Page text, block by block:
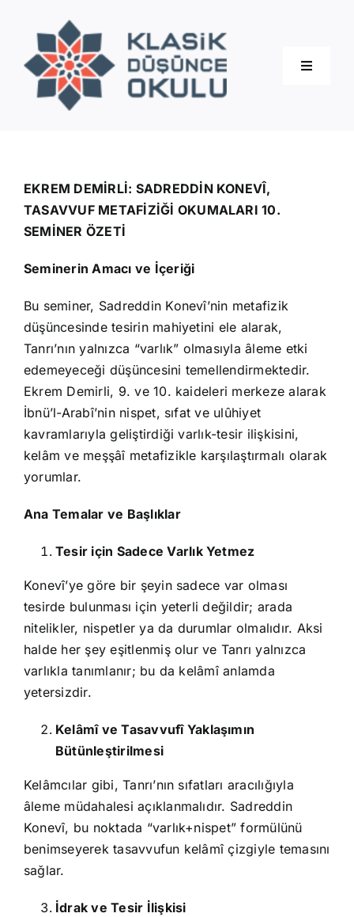
content
Toggle
Eğitimler
Blog
EKREM DEMİRLİ: SADREDDİN KONEVÎ,
TASAVVUF METAFİZİĞİ OKUMALARI 10.
SEMİNER ÖZETİ
Seminerin Amacı ve İçeriği
Bu seminer, Sadreddin Konevî’nin metafizik
düşüncesinde tesirin mahiyetini ele alarak,
Tanrı’nın yalnızca “varlık” olmasıyla âleme etki
edemeyeceği düşüncesini temellendirmektedir.
Ekrem Demirli, 9. ve 10. kaideleri merkeze alarak
İbnü’l-Arabî’nin nispet, sıfat ve ulûhiyet
kavramlarıyla geliştirdiği varlık-tesir ilişkisini,
kelâm ve meşşâî metafizikle karşılaştırmalı olarak
yorumlar.
Ana Temalar ve Başlıklar
Tesir için Sadece Varlık Yetmez
Konevî’ye göre bir şeyin sadece var olması
tesirde bulunması için yeterli değildir; arada
nitelikler, nispetler ya da durumlar olmalıdır. Aksi
halde her şey eşitlenmiş olur ve Tanrı yalnızca
varlıkla tanımlanır; bu da kelâmî anlamda
yetersizdir.
Kelâmî ve Tasavvufî Yaklaşımın
Bütünleştirilmesi
Kelâmcılar gibi, Tanrı’nın sıfatları aracılığıyla
âleme müdahalesi açıklanmalıdır. Sadreddin
Konevî, bu noktada “varlık+nispet” formülünü
benimseyerek tasavvufun kelâmî çizgiyle temasını
sağlar.
İdrak ve Tesir İlişkisi